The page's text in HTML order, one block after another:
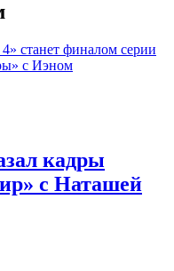
станет финалом серии
с Иэном
кадры
с Наташей